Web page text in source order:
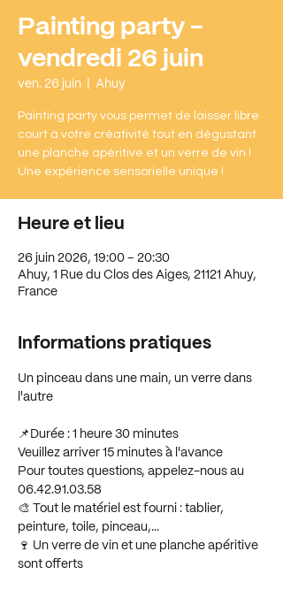
Painting party -
vendredi 26 juin
ven. 26 juin Ahuy
Painting party vous permet de laisser libre
court à votre créativité tout en dégustant
une planche apéritive et un verre de vin !
Une expérience sensorielle unique !
Heure et lieu
26 juin 2026, 19:00 – 20:30
Ahuy, 1 Rue du Clos des Aiges, 21121 Ahuy,
France
Informations pratiques
Un pinceau dans une main, un verre dans
l'autre
📌Durée : 1 heure 30 minutes
Veuillez arriver 15 minutes à l'avance
Pour toutes questions, appelez-nous au
06.42.91.03.58
🎨 Tout le matériel est fourni : tablier,
peinture, toile, pinceau,...
🍷 Un verre de vin et une planche apéritive
sont offerts